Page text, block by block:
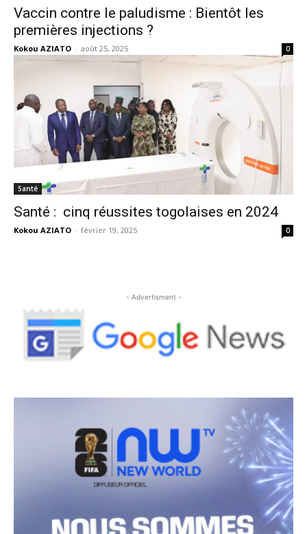
Vaccin contre le paludisme : Bientôt les
premières injections ?
Kokou AZIATO - août 25, 2025 0
Santé
Santé : cinq réussites togolaises en 2024
Kokou AZIATO - février 19, 2025 0
- Advertisment -